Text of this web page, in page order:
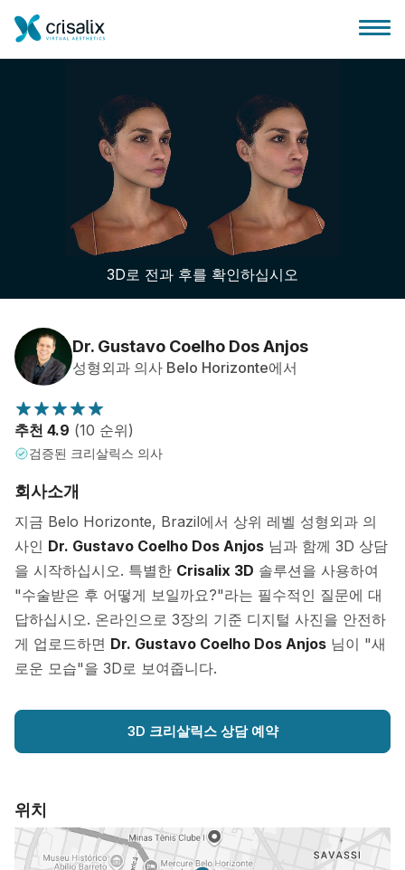
3D 비즈니스 플랫폼
환자 후기
3D로 전과 후를 확인하십시오
Dr. Gustavo Coelho Dos Anjos
성형외과 의사 Belo Horizonte에서
추천 4.9 (10 순위)
검증된 크리살릭스 의사
회사소개
지금 Belo Horizonte, Brazil에서 상위 레벨 성형외과 의
사인 Dr. Gustavo Coelho Dos Anjos 님과 함께 3D 상담
을 시작하십시오. 특별한 Crisalix 3D 솔루션을 사용하여
"수술받은 후 어떻게 보일까요?"라는 필수적인 질문에 대
답하십시오. 온라인으로 3장의 기준 디지털 사진을 안전하
게 업로드하면 Dr. Gustavo Coelho Dos Anjos 님이 "새
로운 모습"을 3D로 보여줍니다.
3D 크리살릭스 상담 예약
위치